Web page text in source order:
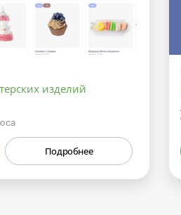
изделий
Подробнее